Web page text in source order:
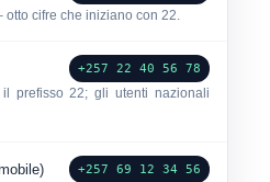
otto cifre che iniziano con 22.
+257 22 40 56 78
prefisso 22; gli utenti nazionali
+257 69 12 34 56